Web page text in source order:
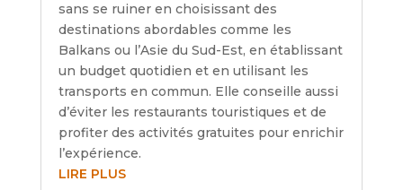
sans se ruiner en choisissant des
destinations abordables comme les
Balkans ou l’Asie du Sud-Est, en établissant
un budget quotidien et en utilisant les
transports en commun. Elle conseille aussi
d’éviter les restaurants touristiques et de
profiter des activités gratuites pour enrichir
l’expérience.
LIRE PLUS